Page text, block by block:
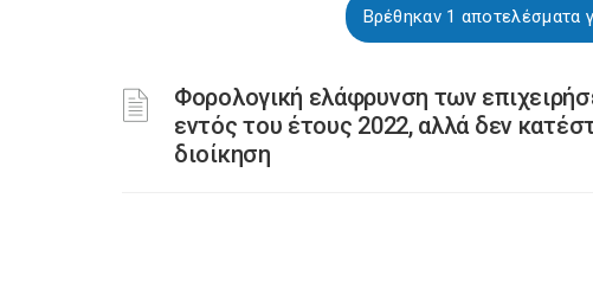
Βρέθηκαν 1
Φορολογική ελάφρυνση των
εντός του έτους 2022, αλλά δεν
διοίκηση